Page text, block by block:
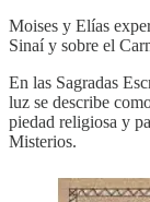
Moises y Elías
Sinaí y sobre el
En las Sagradas
luz se describe
piedad religiosa y
Misterios.